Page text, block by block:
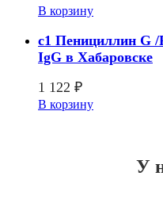
В корзину
c1 Пенициллин G
IgG в Хабаровске
1 122 ₽
В корзину
У